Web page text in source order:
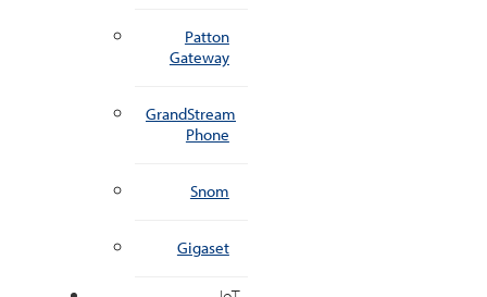
Patton
Gateway
GrandStream
Phone
Snom
Gigaset